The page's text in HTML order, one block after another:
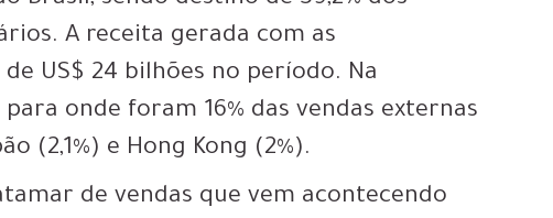
A receita gerada com as
US$ 24 bilhões no período. Na
onde foram 16% das vendas externas
(2,1%) e Hong Kong (2%).
de vendas que vem acontecendo